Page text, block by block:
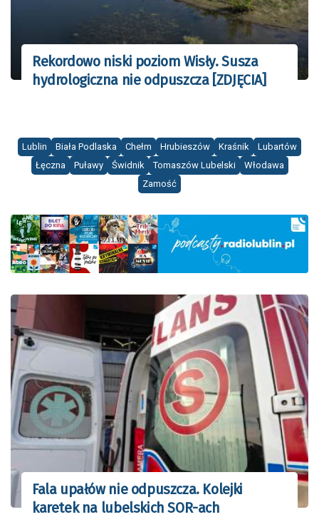
Rekordowo niski poziom Wisły. Susza
hydrologiczna nie odpuszcza [ZDJĘCIA]
Lublin Biała Podlaska Chełm Hrubieszów Kraśnik
Lubartów
Łęczna
Puławy Świdnik Tomaszów Lubelski
Włodawa
Zamość
Fala upałów nie odpuszcza. Kolejki
karetek na lubelskich SOR-ach